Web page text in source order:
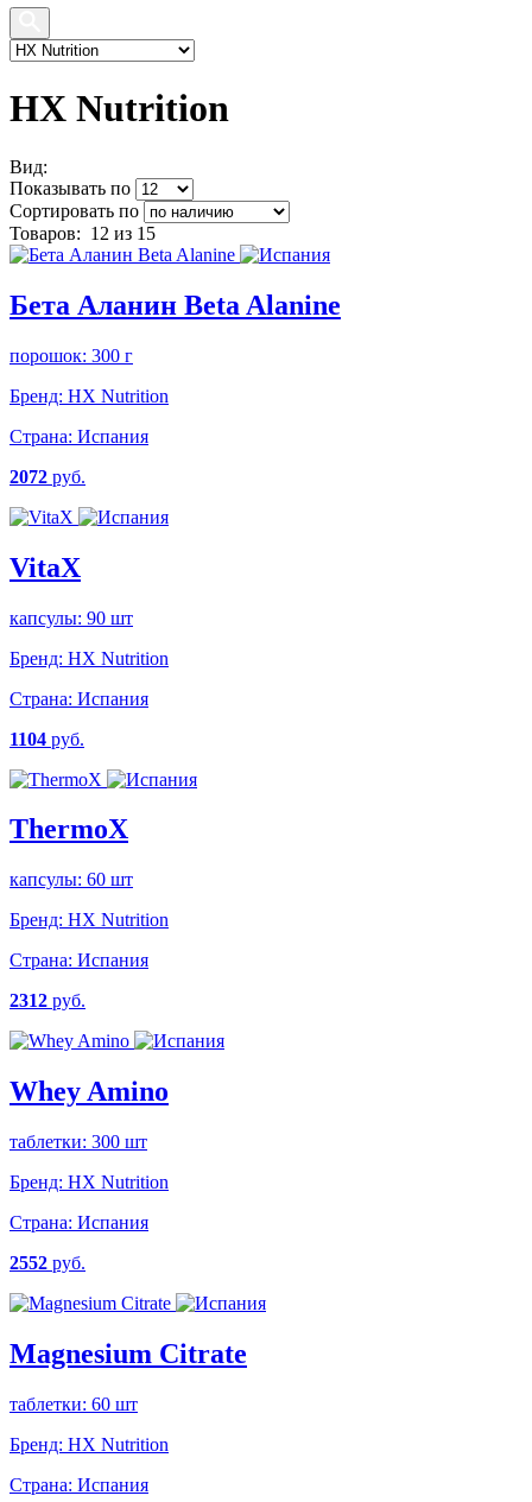
HX Nutrition
Вид:
Показывать по
Сортировать по
Товаров: 12 из 15
Бета Аланин Beta Alanine
порошок: 300 г
Бренд: HX Nutrition
Страна: Испания
2072 руб.
VitaX
капсулы: 90 шт
Бренд: HX Nutrition
Страна: Испания
1104 руб.
ThermoX
капсулы: 60 шт
Бренд: HX Nutrition
Страна: Испания
2312 руб.
Whey Amino
таблетки: 300 шт
Бренд: HX Nutrition
Страна: Испания
2552 руб.
Magnesium Citrate
таблетки: 60 шт
Бренд: HX Nutrition
Страна: Испания